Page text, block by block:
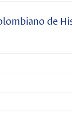
de